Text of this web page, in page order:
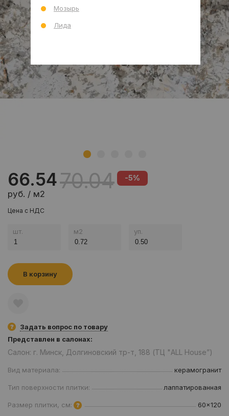
66.54
руб. / м2
70.04 -5%
Цена с НДС
шт. м2 уп.
В корзину
Задать вопрос по товару
Представлен в салонах:
Салон: г. Минск, Долгиновский тр-т, 188 (ТЦ "ALL House”)
Вид материала: керамогранит
Тип поверхности плитки: лаппатированная
Размер плитки, см: 60x120
Мозырь
Лида